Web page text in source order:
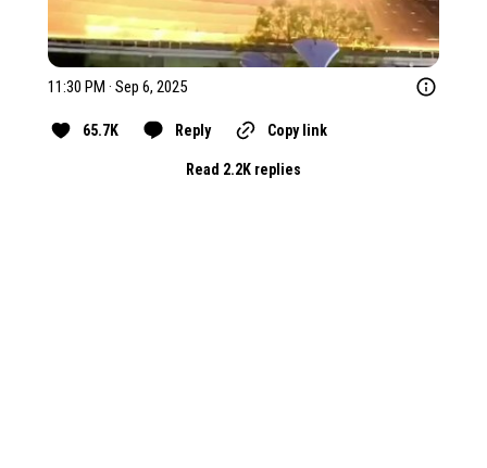
11:30 PM · Sep 6, 2025
65.7K Reply Copy link
Read 2.2K replies